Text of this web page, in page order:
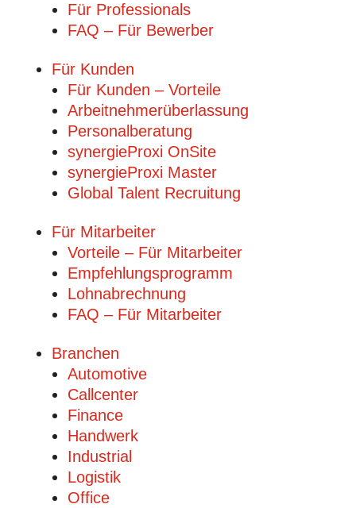
Für Professionals
FAQ – Für Bewerber
Für Kunden
Für Kunden – Vorteile
Arbeitnehmerüberlassung
Personalberatung
synergieProxi OnSite
synergieProxi Master
Global Talent Recruitung
Für Mitarbeiter
Vorteile – Für Mitarbeiter
Empfehlungsprogramm
Lohnabrechnung
FAQ – Für Mitarbeiter
Branchen
Automotive
Callcenter
Finance
Handwerk
Industrial
Logistik
Office